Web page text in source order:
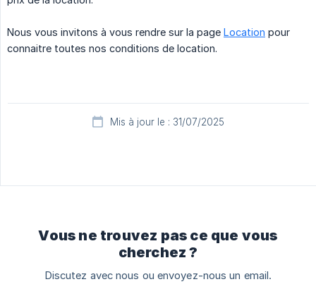
Nous vous invitons à vous rendre sur la page Location pour
connaitre toutes nos conditions de location.
Mis à jour le : 31/07/2025
Vous ne trouvez pas ce que vous
cherchez ?
Discutez avec nous ou envoyez-nous un email.